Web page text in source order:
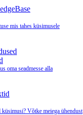
mis tahes küsimusele
oma seadmesse alla
Võtke meiega ühendust